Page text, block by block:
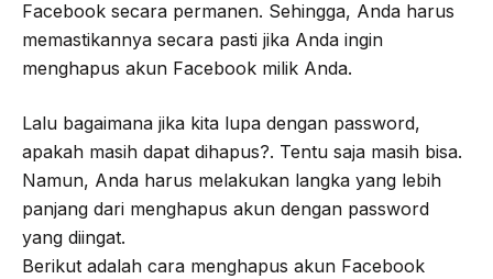
Facebook secara permanen. Sehingga, Anda harus
memastikannya secara pasti jika Anda ingin
menghapus akun Facebook milik Anda.
Lalu bagaimana jika kita lupa dengan password,
apakah masih dapat dihapus?. Tentu saja masih bisa.
Namun, Anda harus melakukan langka yang lebih
panjang dari menghapus akun dengan password
yang diingat.
Berikut adalah cara menghapus akun Facebook